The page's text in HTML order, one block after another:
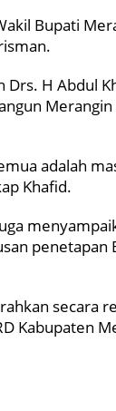
Bupati
H Abdul
adalah
Khafid.
penetapan
secara
Kabupaten